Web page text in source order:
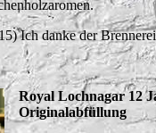
Ich danke der
Royal Lochnagar 12
Originalabfüllung